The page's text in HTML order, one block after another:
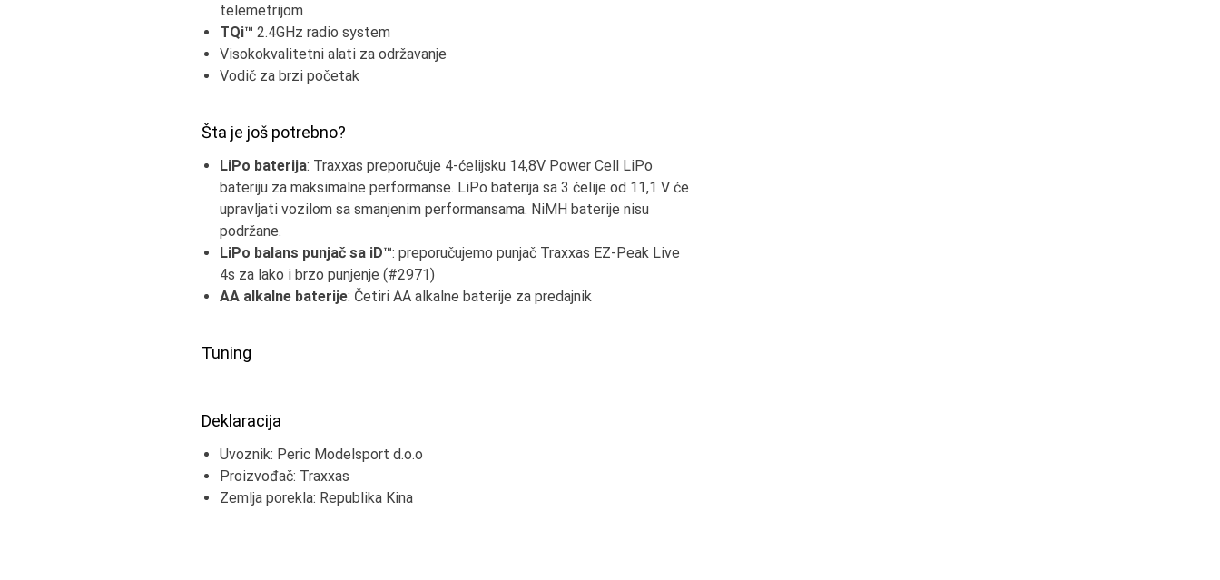
telemetrijom
TQi™ 2.4GHz radio system
Visokokvalitetni alati za održavanje
Vodič za brzi početak
Šta je još potrebno?
LiPo baterija: Traxxas preporučuje 4-ćelijsku 14,8V Power Cell LiPo
bateriju za maksimalne performanse. LiPo baterija sa 3 ćelije od 11,1 V će
upravljati vozilom sa smanjenim performansama. NiMH baterije nisu
podržane.
LiPo balans punjač sa iD™: preporučujemo punjač Traxxas EZ-Peak Live
4s za lako i brzo punjenje (#2971)
AA alkalne baterije: Četiri AA alkalne baterije za predajnik
Tuning
Deklaracija
Uvoznik: Peric Modelsport d.o.o
Proizvođač: Traxxas
Zemlja porekla: Republika Kina